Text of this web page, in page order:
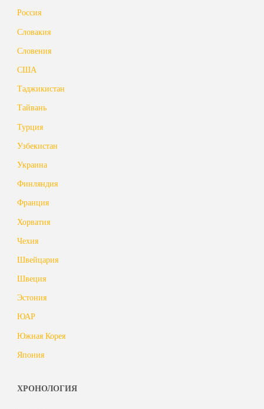
Россия
Словакия
Словения
США
Таджикистан
Тайвань
Турция
Узбекистан
Украина
Финляндия
Франция
Хорватия
Чехия
Швейцария
Швеция
Эстония
ЮАР
Южная Корея
Япония
ХРОНОЛОГИЯ